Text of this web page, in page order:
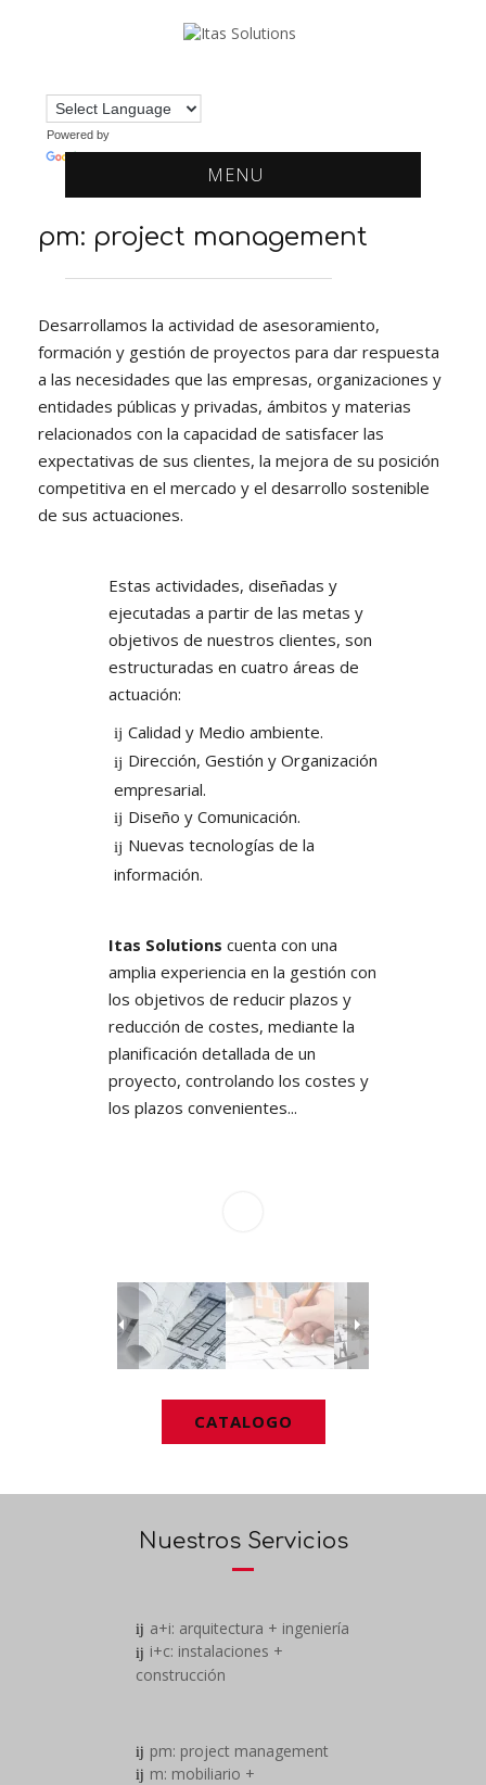
Powered by
MENU
pm: project management
Desarrollamos la actividad de asesoramiento,
formación y gestión de proyectos para dar respuesta
a las necesidades que las empresas, organizaciones y
entidades públicas y privadas, ámbitos y materias
relacionados con la capacidad de satisfacer las
expectativas de sus clientes, la mejora de su posición
competitiva en el mercado y el desarrollo sostenible
de sus actuaciones.
Estas actividades, diseñadas y
ejecutadas a partir de las metas y
objetivos de nuestros clientes, son
estructuradas en cuatro áreas de
actuación:
Calidad y Medio ambiente.
Dirección, Gestión y Organización
empresarial.
Diseño y Comunicación.
Nuevas tecnologías de la
información.
Itas Solutions cuenta con una
amplia experiencia en la gestión con
los objetivos de reducir plazos y
reducción de costes, mediante la
planificación detallada de un
proyecto, controlando los costes y
los plazos convenientes...
CATALOGO
Nuestros Servicios
a+i: arquitectura + ingeniería
i+c: instalaciones +
construcción
pm: project management
m: mobiliario +